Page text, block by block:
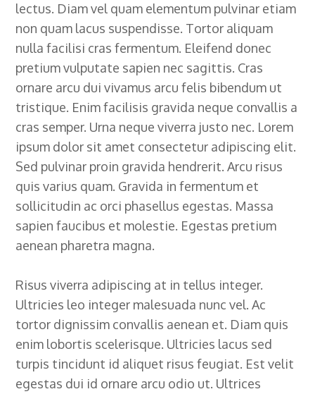
lectus. Diam vel quam elementum pulvinar etiam
non quam lacus suspendisse. Tortor aliquam
nulla facilisi cras fermentum. Eleifend donec
pretium vulputate sapien nec sagittis. Cras
ornare arcu dui vivamus arcu felis bibendum ut
tristique. Enim facilisis gravida neque convallis a
cras semper. Urna neque viverra justo nec. Lorem
ipsum dolor sit amet consectetur adipiscing elit.
Sed pulvinar proin gravida hendrerit. Arcu risus
quis varius quam. Gravida in fermentum et
sollicitudin ac orci phasellus egestas. Massa
sapien faucibus et molestie. Egestas pretium
aenean pharetra magna.
Risus viverra adipiscing at in tellus integer.
Ultricies leo integer malesuada nunc vel. Ac
tortor dignissim convallis aenean et. Diam quis
enim lobortis scelerisque. Ultricies lacus sed
turpis tincidunt id aliquet risus feugiat. Est velit
egestas dui id ornare arcu odio ut. Ultrices